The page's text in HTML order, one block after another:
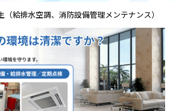
（給排水空調、消防設備管理メンテナンス）